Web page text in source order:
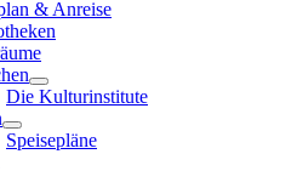
& Anreise
Die Kulturinstitute
Speisepläne